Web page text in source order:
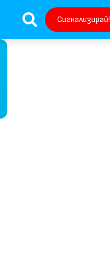
Сигнализирай!